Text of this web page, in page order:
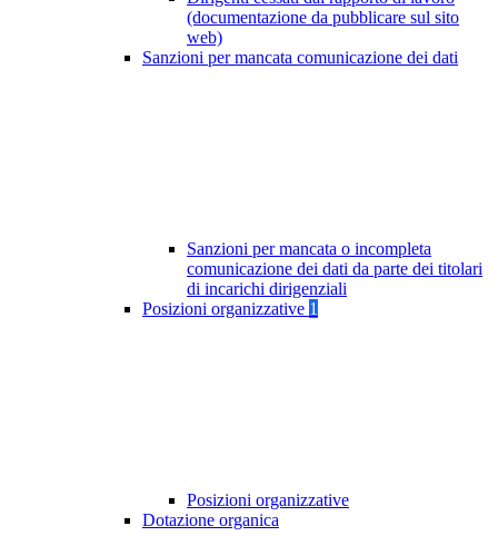
(documentazione da pubblicare sul sito
web)
Sanzioni per mancata comunicazione dei dati
Sanzioni per mancata o incompleta
comunicazione dei dati da parte dei titolari
di incarichi dirigenziali
Posizioni organizzative 1
Posizioni organizzative
Dotazione organica